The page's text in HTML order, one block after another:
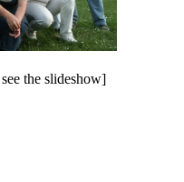
the slideshow]